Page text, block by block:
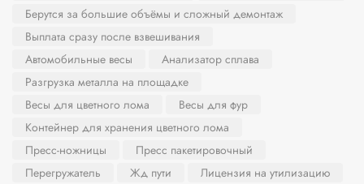
Берутся за большие объёмы и сложный демонтаж
Выплата сразу после взвешивания
Автомобильные весы
Анализатор сплава
Разгрузка металла на площадке
Весы для цветного лома
Весы для фур
Контейнер для хранения цветного лома
Пресс-ножницы
Пресс пакетировочный
Перегружатель
Жд пути
Лицензия на утилизацию